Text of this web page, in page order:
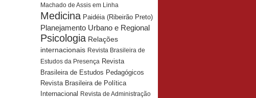
Machado de Assis em Linha
Medicina Paidéia (Ribeirão Preto)
Planejamento Urbano e Regional
Psicologia Relações
internacionais Revista Brasileira de
Estudos da Presença Revista
Brasileira de Estudos Pedagógicos
Revista Brasileira de Política
Internacional Revista de Administração